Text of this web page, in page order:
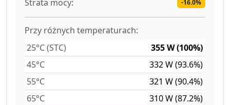
Strata mocy: -16.0%
Przy różnych temperaturach:
25°C (STC)
355 W (100%)
45°C
332 W (93.6%)
55°C
321 W (90.4%)
65°C
310 W (87.2%)